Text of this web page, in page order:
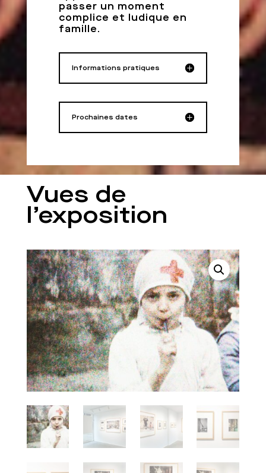
passer un moment
complice et ludique en
famille.
Informations pratiques
Prochaines dates
Vues de
l’exposition